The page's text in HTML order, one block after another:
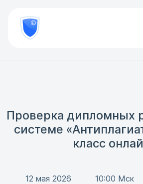
800
777-
81-Проверить
Проверка дипломных
системе
класс
12 мая 2026 10:00 Мск